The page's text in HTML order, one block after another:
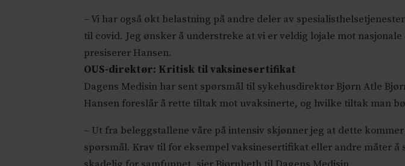
– Vi har også økt belastning på andre deler av
til covid. Jeg ønsker å understreke at vi er veldig lojale mot
presiserer Hansen.
OUS-direktør: Kritisk til vaksinesertifikat
Dagens Medisin har sent spørsmål til sykehusdirektør Bjørn Atle
Hansen foreslår å rette tiltak mot uvaksinerte, og hvilke tiltak man
– Ut fra beleggstallene våre på intensiv skjønner jeg at dette
spørsmål. Krav til for eksempel vaksinesertifikat eller andre måter